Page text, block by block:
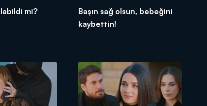
mi?
Başın sağ olsun, bebeğini
kaybettin!